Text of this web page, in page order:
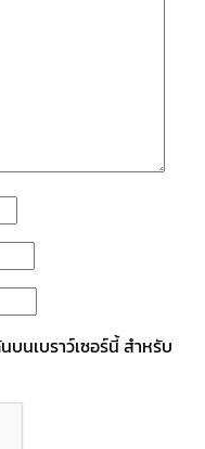
บนเบราว์เซอร์นี้ สำหรับ